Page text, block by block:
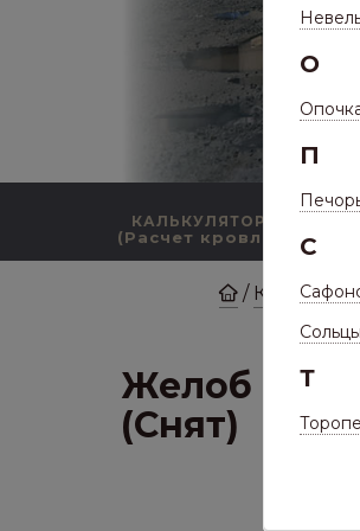
КАЛЬКУЛЯТОР
(Расчет кровли)
/ Каталог/
Желоб
(Снят)
О
П
С
Сольцы
Т